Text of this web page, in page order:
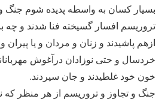
بسیار کسان به واسطه پدیده شوم جنگ و
تروریسم افسار گسیخته فنا شدند و چه
ازهم پاشیدند و زنان و مردان و یا
خردسال و حتی نوزادان درآغوش
خون خود غلطیدند و جان سپردند.
جنگ و تجاوز و تروریسم از هر منظر که